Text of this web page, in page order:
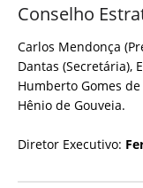
Conselho
Carlos Mendonça
Dantas (Secretária),
Humberto Gomes
Hênio de Gouveia.
Diretor Executivo: